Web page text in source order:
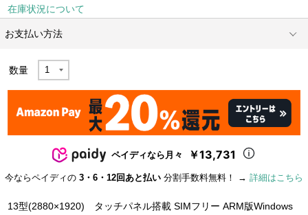
在庫状況について
お支払い方法
数量
ペイディなら月々 ￥13,731
今ならペイディの 3・6・12回あと払い 分割手数料無料！ → 詳細はこちら
13型(2880×1920) タッチパネル搭載 SIMフリー ARM版Windows